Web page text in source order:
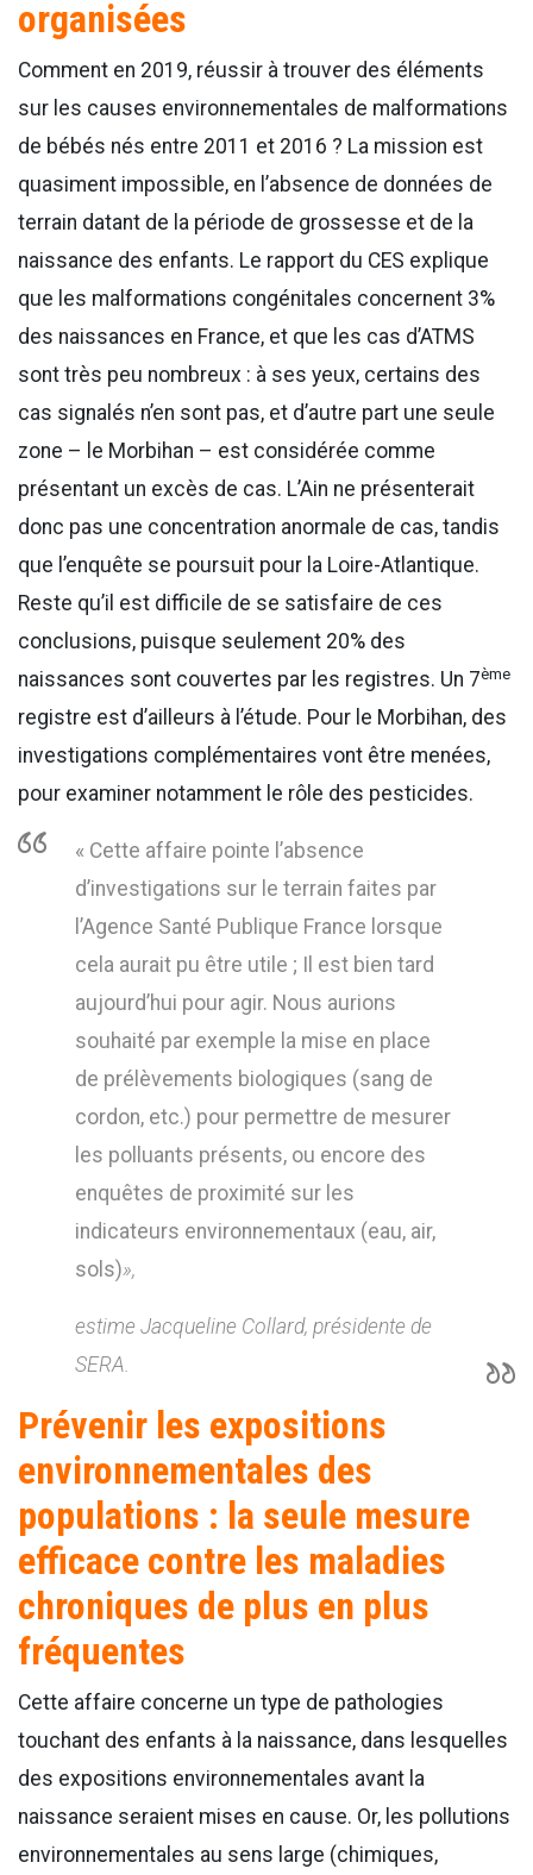
organisées
Comment en 2019, réussir à trouver des éléments
sur les causes environnementales de malformations
de bébés nés entre 2011 et 2016 ? La mission est
quasiment impossible, en l’absence de données de
terrain datant de la période de grossesse et de la
naissance des enfants. Le rapport du CES explique
que les malformations congénitales concernent 3%
des naissances en France, et que les cas d’ATMS
sont très peu nombreux : à ses yeux, certains des
cas signalés n’en sont pas, et d’autre part une seule
zone – le Morbihan – est considérée comme
présentant un excès de cas. L’Ain ne présenterait
donc pas une concentration anormale de cas, tandis
que l’enquête se poursuit pour la Loire-Atlantique.
Reste qu’il est difficile de se satisfaire de ces
conclusions, puisque seulement 20% des
naissances sont couvertes par les registres. Un 7ème
registre est d’ailleurs à l’étude. Pour le Morbihan, des
investigations complémentaires vont être menées,
pour examiner notamment le rôle des pesticides.
« Cette affaire pointe l’absence
d’investigations sur le terrain faites par
l’Agence Santé Publique France lorsque
cela aurait pu être utile ; Il est bien tard
aujourd’hui pour agir. Nous aurions
souhaité par exemple la mise en place
de prélèvements biologiques (sang de
cordon, etc.) pour permettre de mesurer
les polluants présents, ou encore des
enquêtes de proximité sur les
indicateurs environnementaux (eau, air,
sols)»,
estime Jacqueline Collard, présidente de
SERA.
Prévenir les expositions
environnementales des
populations : la seule mesure
efficace contre les maladies
chroniques de plus en plus
fréquentes
Cette affaire concerne un type de pathologies
touchant des enfants à la naissance, dans lesquelles
des expositions environnementales avant la
naissance seraient mises en cause. Or, les pollutions
environnementales au sens large (chimiques,